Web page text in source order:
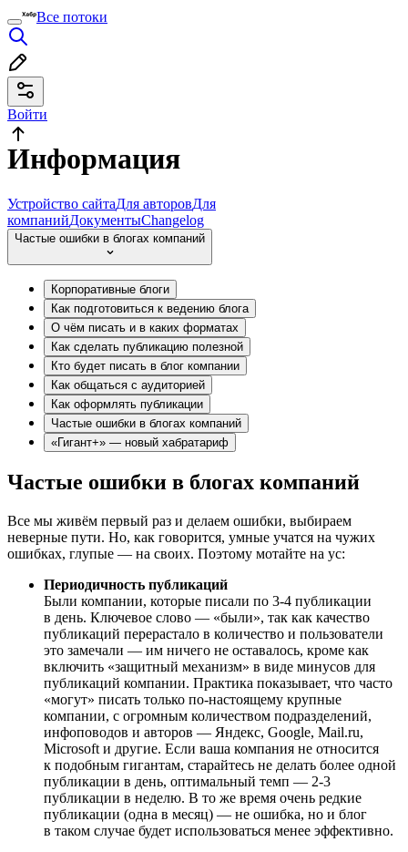
Все потоки
Войти
Информация
Устройство сайтаДля авторовДля
компанийДокументыChangelog
Частые ошибки в блогах компаний
Корпоративные блоги
Как подготовиться к ведению блога
О чём писать и в каких форматах
Как сделать публикацию полезной
Кто будет писать в блог компании
Как общаться с аудиторией
Как оформлять публикации
Частые ошибки в блогах компаний
«Гигант+» — новый хабратариф
Частые ошибки в блогах компаний
Все мы живём первый раз и делаем ошибки, выбираем
неверные пути. Но, как говорится, умные учатся на чужих
ошибках, глупые — на своих. Поэтому мотайте на ус:
Периодичность публикаций
Были компании, которые писали по 3-4 публикации
в день. Ключевое слово — «были», так как качество
публикаций перерастало в количество и пользователи
это замечали — им ничего не оставалось, кроме как
включить «защитный механизм» в виде минусов для
публикаций компании. Практика показывает, что часто
«могут» писать только по-настоящему крупные
компании, с огромным количеством подразделений,
инфоповодов и авторов — Яндекс, Google, Mail.ru,
Microsoft и другие. Если ваша компания не относится
к подобным гигантам, старайтесь не делать более одной
публикации в день, оптимальный темп — 2-3
публикации в неделю. В то же время очень редкие
публикации (одна в месяц) — не ошибка, но и блог
в таком случае будет использоваться менее эффективно.